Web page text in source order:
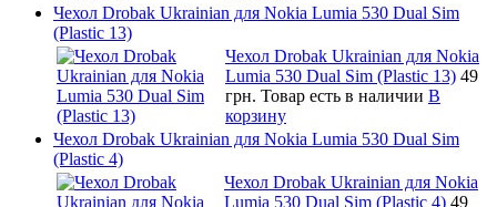
Чехол Drobak Ukrainian для Nokia Lumia 530 Dual Sim
(Plastic 13)
Чехол Drobak Ukrainian для Nokia
Lumia 530 Dual Sim (Plastic 13) 49
грн. Товар есть в наличии В
корзину
Чехол Drobak Ukrainian для Nokia Lumia 530 Dual Sim
(Plastic 4)
Чехол Drobak Ukrainian для Nokia
Lumia 530 Dual Sim (Plastic 4) 49